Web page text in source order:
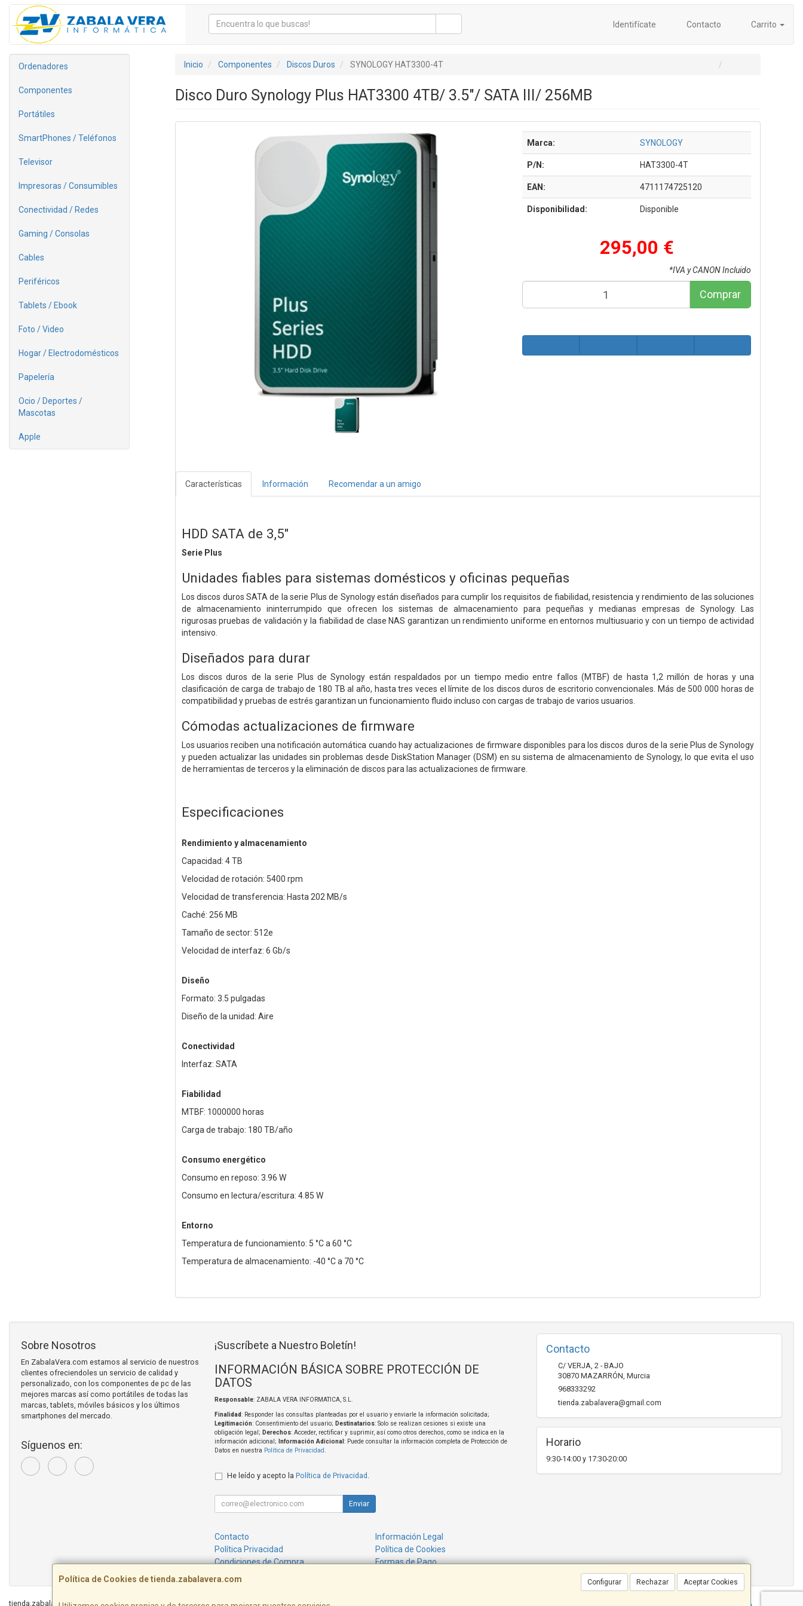
Identifícate Contacto Carrito
Ordenadores
Componentes
Portátiles
SmartPhones / Teléfonos
Televisor
Impresoras / Consumibles
Conectividad / Redes
Gaming / Consolas
Cables
Periféricos
Tablets / Ebook
Foto / Video
Hogar / Electrodomésticos
Papelería
Ocio / Deportes /
Mascotas
Apple
Inicio Componentes Discos Duros SYNOLOGY HAT3300-4T
Disco Duro Synology Plus HAT3300 4TB/ 3.5"/ SATA III/ 256MB
Marca: SYNOLOGY
P/N: HAT3300-4T
EAN: 4711174725120
Disponibilidad: Disponible
295,00 €
*IVA y CANON Incluido
Comprar
Características Información Recomendar a un amigo
HDD SATA de 3,5"
Serie Plus
Unidades fiables para sistemas domésticos y oficinas pequeñas
Los discos duros SATA de la serie Plus de Synology están diseñados para cumplir los requisitos de fiabilidad, resistencia y rendimiento de las soluciones
de almacenamiento ininterrumpido que ofrecen los sistemas de almacenamiento para pequeñas y medianas empresas de Synology. Las
rigurosas pruebas de validación y la fiabilidad de clase NAS garantizan un rendimiento uniforme en entornos multiusuario y con un tiempo de actividad
intensivo.
Diseñados para durar
Los discos duros de la serie Plus de Synology están respaldados por un tiempo medio entre fallos (MTBF) de hasta 1,2 millón de horas y una
clasificación de carga de trabajo de 180 TB al año, hasta tres veces el límite de los discos duros de escritorio convencionales. Más de 500 000 horas de
compatibilidad y pruebas de estrés garantizan un funcionamiento fluido incluso con cargas de trabajo de varios usuarios.
Cómodas actualizaciones de firmware
Los usuarios reciben una notificación automática cuando hay actualizaciones de firmware disponibles para los discos duros de la serie Plus de Synology
y pueden actualizar las unidades sin problemas desde DiskStation Manager (DSM) en su sistema de almacenamiento de Synology, lo que evita el uso
de herramientas de terceros y la eliminación de discos para las actualizaciones de firmware.
Especificaciones
Rendimiento y almacenamiento
Capacidad: 4 TB
Velocidad de rotación: 5400 rpm
Velocidad de transferencia: Hasta 202 MB/s
Caché: 256 MB
Tamaño de sector: 512e
Velocidad de interfaz: 6 Gb/s
Diseño
Formato: 3.5 pulgadas
Diseño de la unidad: Aire
Conectividad
Interfaz: SATA
Fiabilidad
MTBF: 1000000 horas
Carga de trabajo: 180 TB/año
Consumo energético
Consumo en reposo: 3.96 W
Consumo en lectura/escritura: 4.85 W
Entorno
Temperatura de funcionamiento: 5 °C a 60 °C
Temperatura de almacenamiento: -40 °C a 70 °C
Política de Cookies de tienda.zabalavera.com Configurar Rechazar Aceptar Cookies
Sobre Nosotros
En ZabalaVera.com estamos al servicio de nuestros
clientes ofreciendoles un servicio de calidad y
personalizado, con los componentes de pc de las
mejores marcas así como portátiles de todas las
marcas, tablets, móviles básicos y los últimos
smartphones del mercado.
Síguenos en:
¡Suscríbete a Nuestro Boletín!
INFORMACIÓN BÁSICA SOBRE PROTECCIÓN DE
DATOS
Responsable: ZABALA VERA INFORMATICA, S.L.
Finalidad: Responder las consultas planteadas por el usuario y enviarle la información solicitada;
Legitimación: Consentimiento del usuario; Destinatarios: Solo se realizan cesiones si existe una
obligación legal; Derechos: Acceder, rectificar y suprimir, así como otros derechos, como se indica en la
información adicional;
Información Adicional : Puede consultar la información completa de Protección de
Datos en nuestra Política de Privacidad.
He leído y acepto la Política de Privacidad .
Enviar
Contacto
Información Legal
Política Privacidad
Política de Cookies
Condiciones de Compra
Formas de Pago
Contacto
C/ VERJA, 2 - BAJO
30870 MAZARRÓN, Murcia
968333292
tienda.zabalavera@gmail.com
Horario
9:30-14:00 y 17:30-20:00
tienda.zabalavera.com © 2026